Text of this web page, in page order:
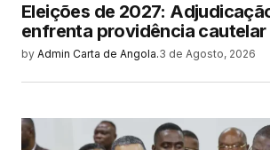
Eleições de 2027:
enfrenta providência cautelar
by Admin Carta de Angola.3 de Agosto, 2026